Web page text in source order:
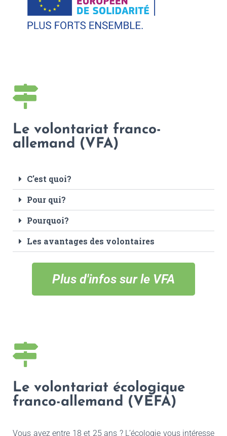
Le volontariat franco-
allemand (VFA)
C'est quoi?
Pour qui?
Pourquoi?
Les avantages des volontaires
Plus d'infos sur le VFA
Le volontariat écologique
franco-allemand (VEFA)
Vous avez entre 18 et 25 ans ? L’écologie vous intéresse